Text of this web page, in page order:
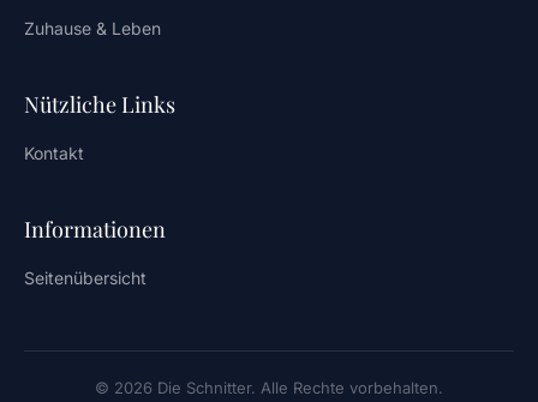
Zuhause & Leben
Nützliche Links
Kontakt
Informationen
Seitenübersicht
© 2026 Die Schnitter. Alle Rechte vorbehalten.